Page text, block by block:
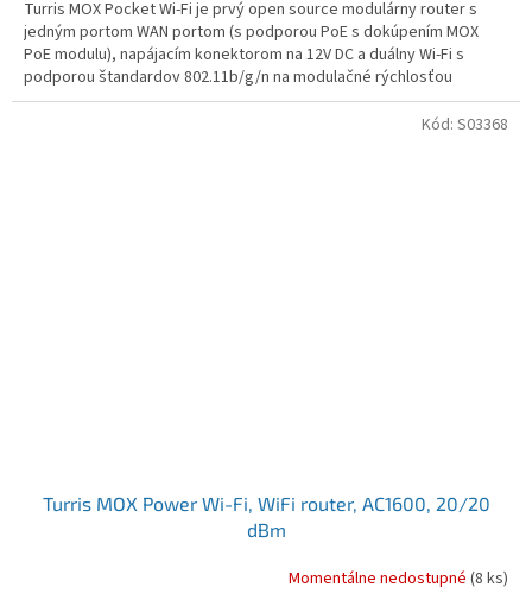
Turris MOX Pocket Wi-Fi je prvý open source modulárny router s
jedným portom WAN portom (s podporou PoE s dokúpením MOX
PoE modulu), napájacím konektorom na 12V DC a duálny Wi-Fi s
podporou štandardov 802.11b/g/n na modulačné rýchlosťou
300Mbps
Turris MOX Power Wi-Fi, WiFi router, AC1600, 20/20
dBm
Momentálne nedostupné (8 ks)
Kód: S03368